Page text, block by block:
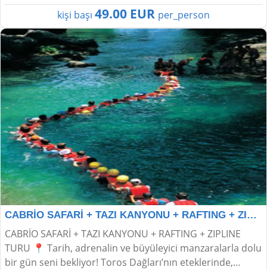
kişi başı 49.00 EUR per_person
CABRİO SAFARİ + TAZI KANYONU + RAFTING + ZIPLINE TUR
CABRİO SAFARİ + TAZI KANYONU + RAFTING + ZIPLINE
TURU 📍 Tarih, adrenalin ve büyüleyici manzaralarla dolu
bir gün seni bekliyor! Toros Dağları’nın eteklerinde,